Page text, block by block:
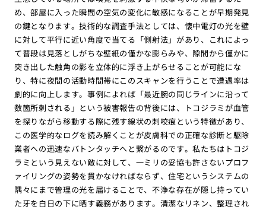
め、部屋に入った瞬間の空気の変化に敏感になることが早期発見
の鍵となります。技術的な調査手法としては、懐中電灯の光を壁
に対して平行に近い角度で当てる「側射法」があり、これによっ
て普段は見落としがちな壁紙の僅かな膨らみや、隙間から僅かに
突き出した触角の影を立体的に浮き上がらせることが可能にな
り、特に夜間の活動時間帯にこのスキャンを行うことで遭遇率は
劇的に向上します。事例によれば「最近腕の同じラインに沿って
数箇所刺される」という被害報告の背後には、トコジラミが血管
を探りながら移動する際に残す線状の刺咬痕という特徴があり、
この医学的なログを読み解くことが皮膚科での正確な診断と駆除
業者への迅速なバトンタッチへと繋がるのです。私たちはトコジ
ラミという見えない敵に対して、一ミリの妥協も許さないプロフ
ァイリングの姿勢を貫かなければならず、住宅というシステムの
隅々にまで管理の光を届けることで、不浄な存在が隠し持ってい
た牙を白日の下に晒す義務があります。清潔なリネン、整理され